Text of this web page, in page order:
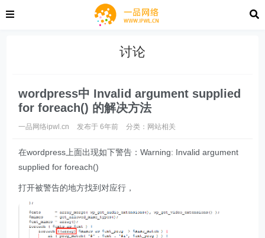
讨论
wordpress中 Invalid argument supplied
for foreach() 的解决方法
一品网络ipwl.cn 发布于 6年前 分类： 网站相关
在wordpress上面出现如下警告：Warning: Invalid argument
supplied for foreach()
打开被警告的地方找到对应行，